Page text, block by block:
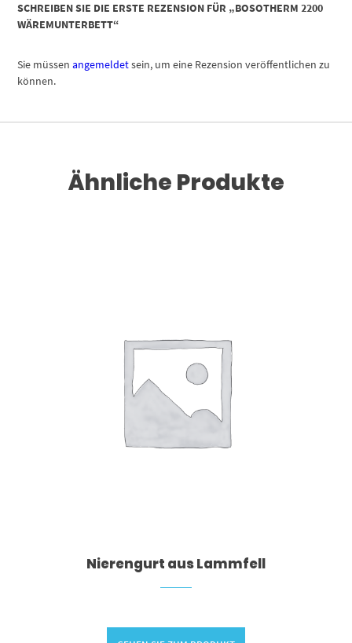
SCHREIBEN SIE DIE ERSTE REZENSION FÜR „BOSOTHERM 2200
WÄREMUNTERBETT“
Sie müssenangemeldetsein, um eine Rezension veröffentlichen zu
können.
Ähnliche Produkte
Nierengurt aus Lammfell